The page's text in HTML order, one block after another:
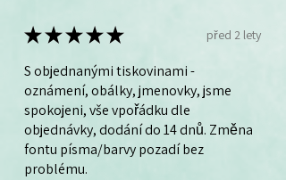
★★★★★ před 2 lety
S objednanými tiskovinami -
oznámení, obálky, jmenovky, jsme
spokojeni, vše vpořádku dle
objednávky, dodání do 14 dnů. Změna
fontu písma/barvy pozadí bez
problému.